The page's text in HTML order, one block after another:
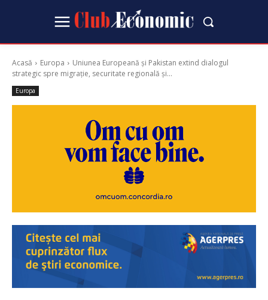
Acasă Europa
Uniunea Europeană și Pakistan extind dialogul
strategic spre migrație, securitate regională și...
Europa